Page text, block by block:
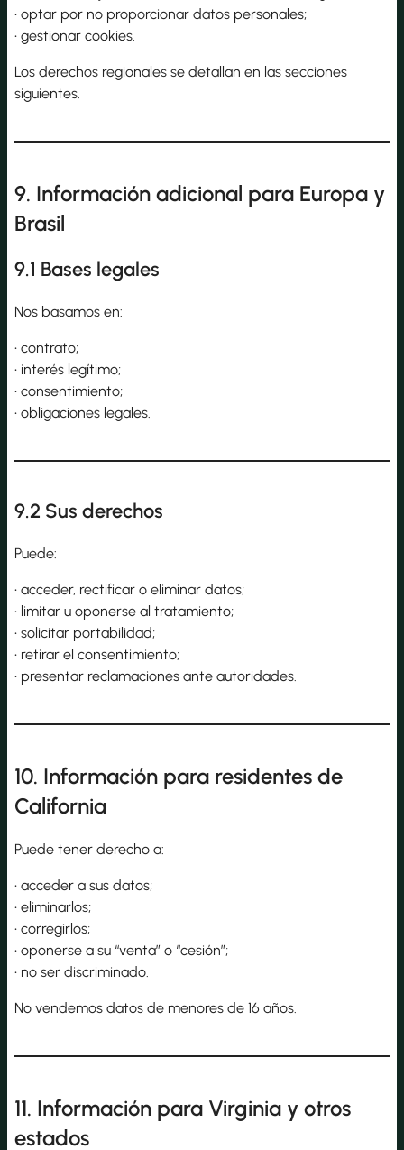
• optar por no proporcionar datos personales;
• gestionar cookies.
Los derechos regionales se detallan en las secciones
siguientes.
9. Información adicional para Europa y
Brasil
9.1 Bases legales
Nos basamos en:
• contrato;
• interés legítimo;
• consentimiento;
• obligaciones legales.
9.2 Sus derechos
Puede:
• acceder, rectificar o eliminar datos;
• limitar u oponerse al tratamiento;
• solicitar portabilidad;
• retirar el consentimiento;
• presentar reclamaciones ante autoridades.
10. Información para residentes de
California
Puede tener derecho a:
• acceder a sus datos;
• eliminarlos;
• corregirlos;
• oponerse a su “venta” o “cesión”;
• no ser discriminado.
No vendemos datos de menores de 16 años.
11. Información para Virginia y otros
estados